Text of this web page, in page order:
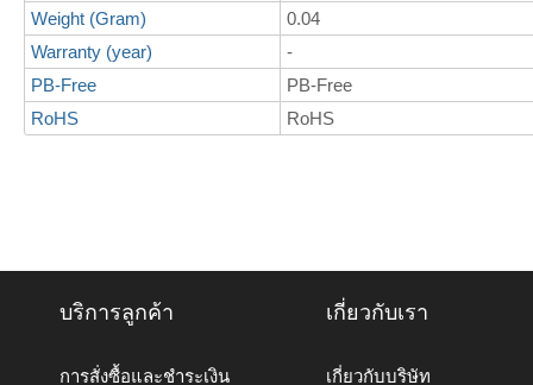
Weight (Gram)
0.04
Warranty (year)
-
PB-Free
PB-Free
RoHS
RoHS
บริการลูกค้า
การสั่งซื้อและชำระเงิน
เกี่ยวกับเรา
เกี่ยวกับบริษัท